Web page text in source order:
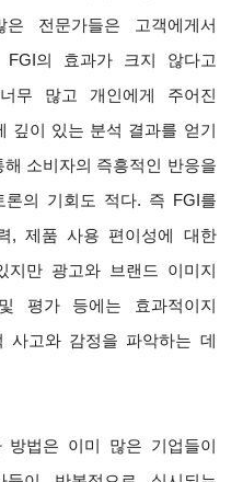
전문가들은 고객에게서
FGI의 효과가 크지 않다고
무 많고 개인에게 주어진
깊이 있는 분석 결과를 얻기
소비자의 즉흥적인 반응을
의 기회도 적다. 즉 FGI를
, 제품 사용 편이성에 대한
만 광고와 브랜드 이미지
평가 등에는 효과적이지
사고와 감정을 파악하는 데
법은 이미 많은 기업들이